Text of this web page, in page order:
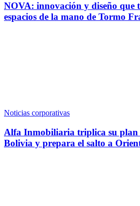
NOVA: innovación y diseño que
espacios de la mano de Tormo
Noticias corporativas
Alfa Inmobiliaria triplica su plan
Bolivia y prepara el salto a